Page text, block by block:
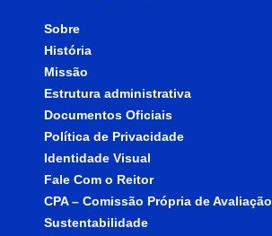
Sobre
História
Missão
Estrutura administrativa
Documentos Oficiais
Política de Privacidade
Identidade Visual
Fale Com o Reitor
CPA – Comissão Própria de Avaliação
Sustentabilidade